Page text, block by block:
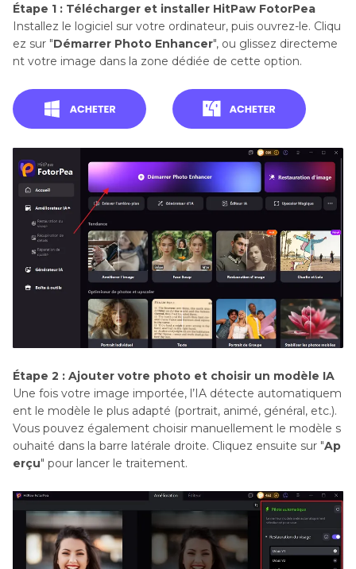
Étape 1 : Télécharger et installer HitPaw FotorPea
Installez le logiciel sur votre ordinateur, puis ouvrez-le. Cliqu
ez sur "Démarrer Photo Enhancer", ou glissez directeme
nt votre image dans la zone dédiée de cette option.
Étape 2 : Ajouter votre photo et choisir un modèle IA
Une fois votre image importée, l’IA détecte automatiquem
ent le modèle le plus adapté (portrait, animé, général, etc.).
Vous pouvez également choisir manuellement le modèle s
ouhaité dans la barre latérale droite. Cliquez ensuite sur "Ap
erçu" pour lancer le traitement.